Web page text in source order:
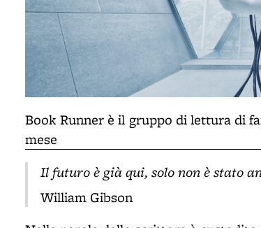
Book Runner è il gruppo di lettura di
mese
Il futuro è già qui, solo non è stato
William Gibson